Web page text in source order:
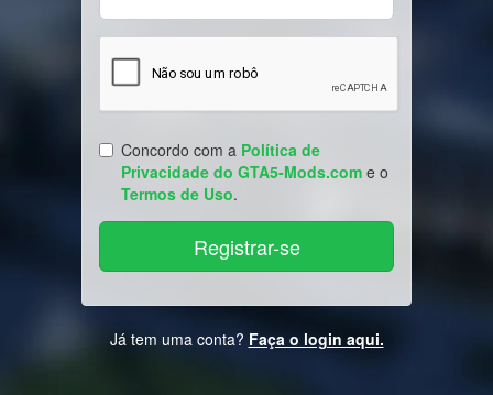
Concordo com a Política de
Privacidade do GTA5-Mods.com e o
Termos de Uso.
Já tem uma conta? Faça o login aqui.